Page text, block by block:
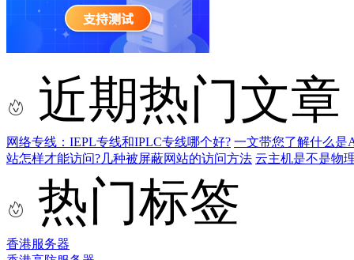
近期热门文章
网络专线：IEPL专线和IPLC专线哪个好? 一文带您了解什么是
站怎样才能访问?几种被屏蔽网站的访问方法 云主机是不是物
热门标签
香港服务器